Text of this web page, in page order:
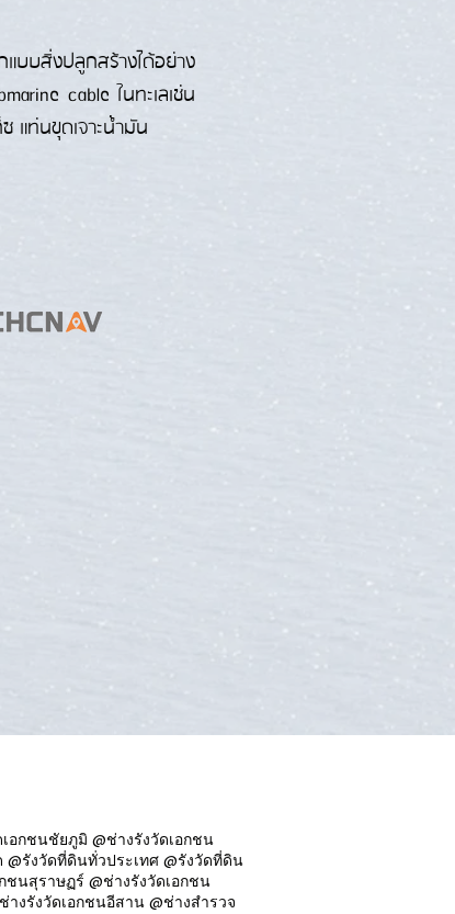
แบบสิ่งปลูกสร้างได้อย่าง
cable ในทะเลเช่น
แท่นขุดเจาะน้ำมัน
อกชนชัยภูมิ @ช่างรังวัดเอกชน
@รังวัดที่ดินทั่วประเทศ @รังวัดที่ดิน
ชนสุราษฏร์ @ช่างรังวัดเอกชน
างรังวัดเอกชนอีสาน @ช่างสำรวจ